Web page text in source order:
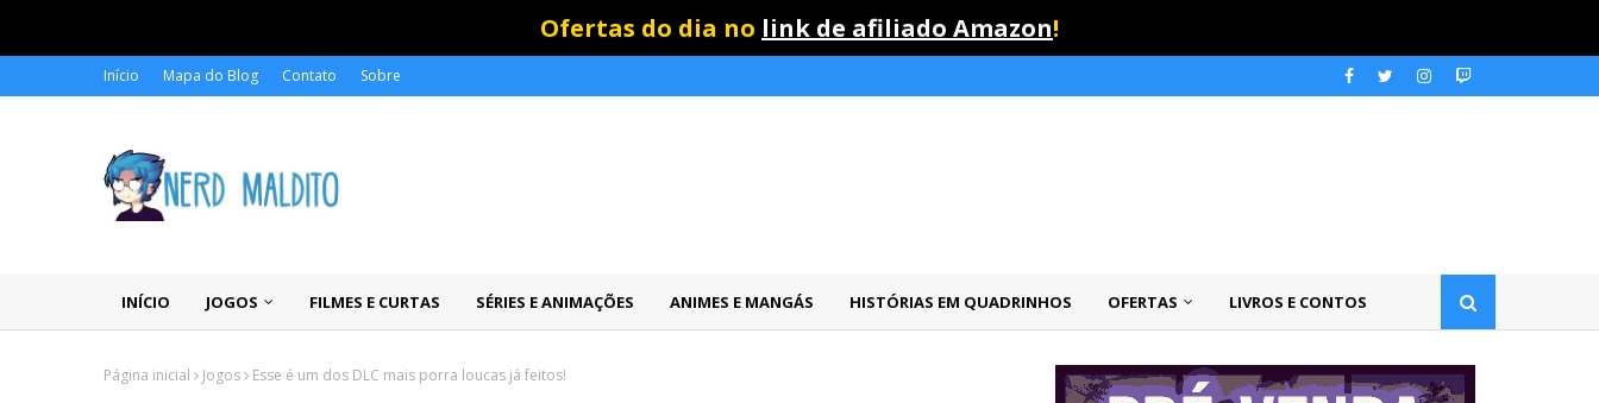
Ofertas do dia no link de afiliado Amazon!
Início Mapa do Blog Contato Sobre
INÍCIO JOGOS FILMES E CURTAS SÉRIES E ANIMAÇÕES ANIMES E MANGÁS HISTÓRIAS EM QUADRINHOS OFERTAS LIVROS E CONTOS
Página inicial Jogos Esse é um dos DLC mais porra loucas já feitos!